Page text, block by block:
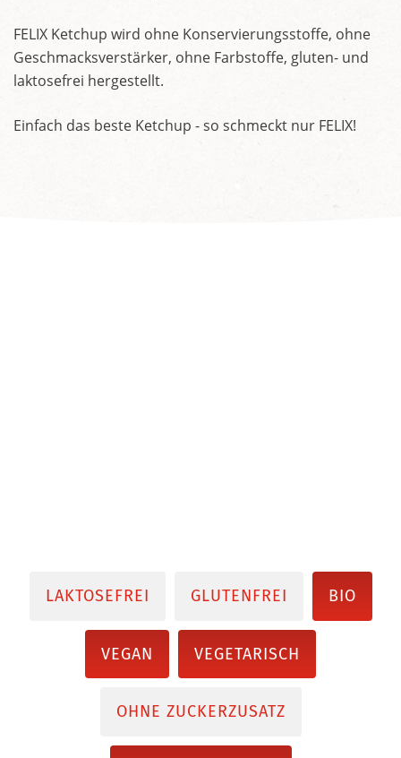
FELIX Ketchup wird ohne Konservierungsstoffe, ohne
Geschmacksverstärker, ohne Farbstoffe, gluten- und
laktosefrei hergestellt.
Einfach das beste Ketchup - so schmeckt nur FELIX!
LAKTOSEFREI GLUTENFREI BIO
VEGAN VEGETARISCH
OHNE ZUCKERZUSATZ